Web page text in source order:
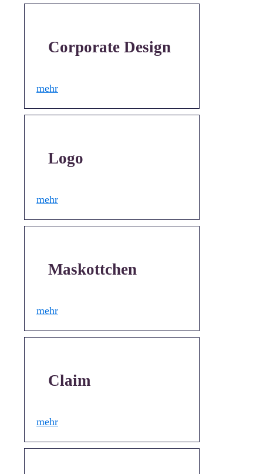
Corporate Design
mehr
Logo
mehr
Maskottchen
mehr
Claim
mehr